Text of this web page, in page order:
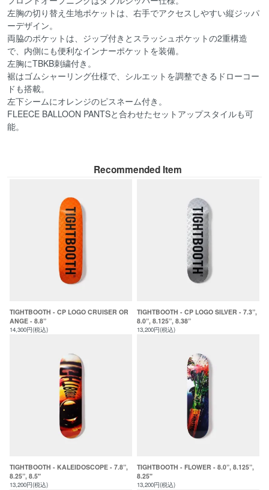
左胸の切り替え生地ポケットは、右手でアクセスしやすい縦ジッパ
ーデザイン。
両脇のポケットは、ジップ付きとスラッシュポケットの2重構造
で、内側にも便利なインナーポケットを装備。
左胸にTBKB刺繍付き。
裾はゴムシャーリング仕様で、シルエットを調整できるドローコー
ドも搭載。
左下シームにオレンジのピスネーム付き。
FLEECE BALLOON PANTSと合わせたセットアップスタイルも可
能。
Recommended Item
TIGHTBOOTH - CP LOGO CRUISER OR
ANGE - 8.8”
14,300円(税込)
TIGHTBOOTH - CP LOGO SILVER - 7.3”,
8.0”, 8.125”, 8.38”
13,200円(税込)
TIGHTBOOTH - KALEIDOSCOPE - 7.8”,
8.25”, 8.5"
13,200円(税込)
TIGHTBOOTH - FLOWER - 8.0”, 8.125”,
8.25"
13,200円(税込)